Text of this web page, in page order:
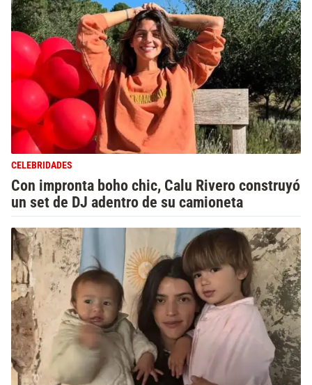
CELEBRIDADES
Con impronta boho chic, Calu Rivero construyó
un set de DJ adentro de su camioneta